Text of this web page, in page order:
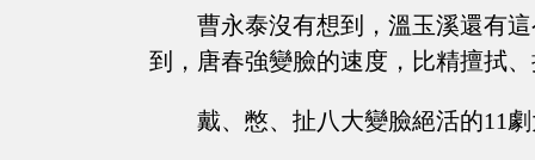
曹永泰沒有想到，溫玉溪還有
到，唐春強變臉的速度，比精擅拭
戴、憋、扯八大變臉絕活的11